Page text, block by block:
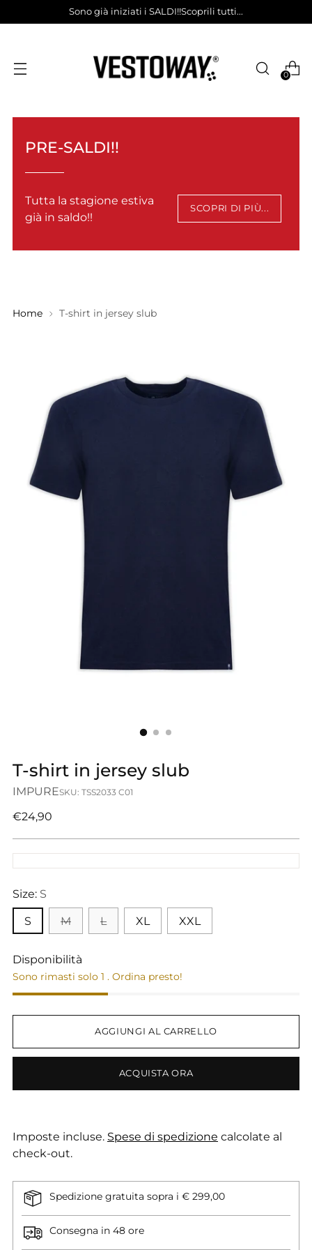
Sono già iniziati i SALDI!!Scoprili tutti...
0
PRE-SALDI!!
Tutta la stagione estiva
già in saldo!!
SCOPRI DI PIÙ...
Home T-shirt in jersey slub
T-shirt in jersey slub
IMPURESKU: TSS2033 C01
Prezzo
€24,90
Size: S
S
M L XL XXL
Disponibilità
Sono rimasti solo 1 . Ordina presto!
AGGIUNGI AL CARRELLO
ACQUISTA ORA
Imposte incluse. Spese di spedizione calcolate al
check-out.
Spedizione gratuita sopra i € 299,00
Consegna in 48 ore